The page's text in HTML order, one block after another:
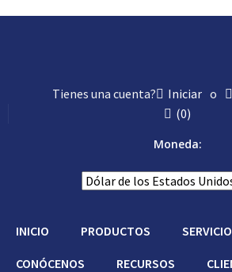
Tienes una cuenta? Iniciar o
(0)
Moneda:
INICIO PRODUCTOS
CONÓCENOS RECURSOS